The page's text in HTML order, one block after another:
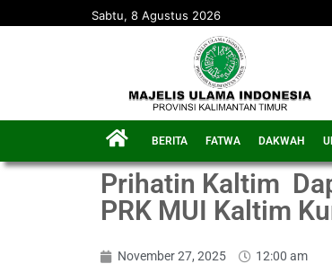
Sabtu, 8 Agustus 2026
BERITA FATWA DAKWAH
Prihatin Kaltim
PRK MUI Kaltim
November 27, 2025 12:00 am